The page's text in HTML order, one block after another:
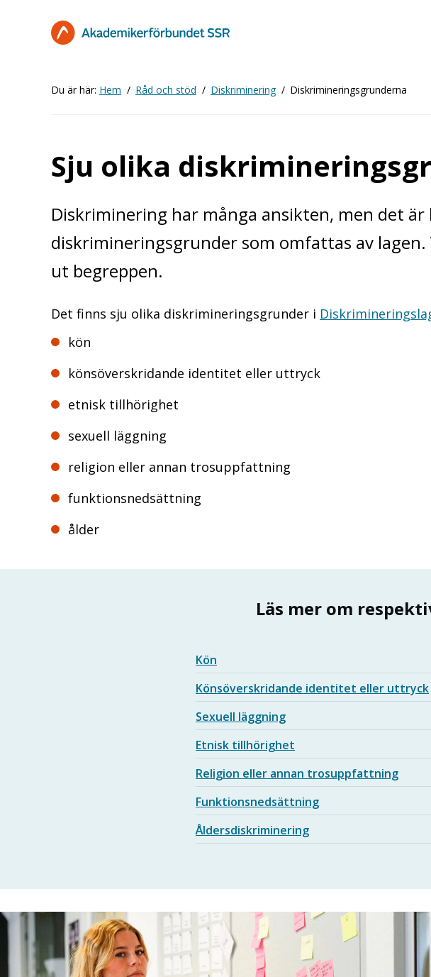
Du är här: Hem Råd och stöd Diskriminering Diskrimineringsgrunderna
Sju olika
Diskriminering har många ansikten, men det är
diskrimineringsgrunder som omfattas av
ut begreppen.
Det finns sju olika diskrimineringsgrunder i
kön
könsöverskridande identitet eller uttryck
etnisk tillhörighet
sexuell läggning
religion eller annan trosuppfattning
funktionsnedsättning
ålder
Läs mer om
Kön
Könsöverskridande identitet eller uttryck
Sexuell läggning
Etnisk tillhörighet
Religion eller annan trosuppfattning
Funktionsnedsättning
Åldersdiskriminering